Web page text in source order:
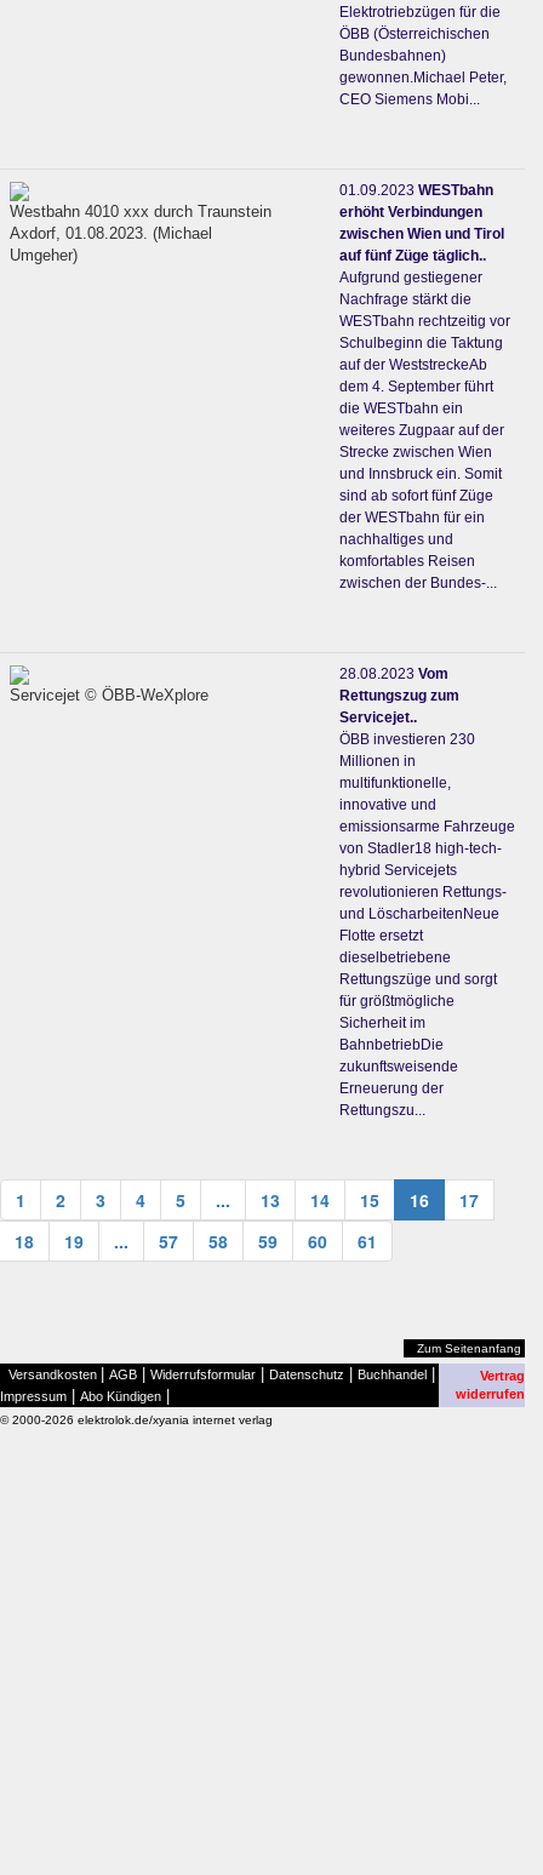
Elektrotriebzügen für die
ÖBB (Österreichischen
Bundesbahnen)
gewonnen.Michael Peter,
CEO Siemens Mobi...
Westbahn 4010 xxx durch Traunstein
Axdorf, 01.08.2023. (Michael
Umgeher)
01.09.2023 WESTbahn
erhöht Verbindungen
zwischen Wien und Tirol
auf fünf Züge täglich..
Aufgrund gestiegener
Nachfrage stärkt die
WESTbahn rechtzeitig vor
Schulbeginn die Taktung
auf der WeststreckeAb
dem 4. September führt
die WESTbahn ein
weiteres Zugpaar auf der
Strecke zwischen Wien
und Innsbruck ein. Somit
sind ab sofort fünf Züge
der WESTbahn für ein
nachhaltiges und
komfortables Reisen
zwischen der Bundes-...
Servicejet © ÖBB-WeXplore
28.08.2023 Vom
Rettungszug zum
Servicejet..
ÖBB investieren 230
Millionen in
multifunktionelle,
innovative und
emissionsarme Fahrzeuge
von Stadler18 high-tech-
hybrid Servicejets
revolutionieren Rettungs-
und LöscharbeitenNeue
Flotte ersetzt
dieselbetriebene
Rettungszüge und sorgt
für größtmögliche
Sicherheit im
BahnbetriebDie
zukunftsweisende
Erneuerung der
Rettungszu...
1 2 3 4 5 ... 13 14 15 16
17
18
19 ... 57 58 59 60 61
Zum Seitenanfang
Versandkosten AGB Widerrufsformular Datenschutz Buchhandel
Impressum Abo Kündigen
Vertrag
widerrufen
© 2000-2026 elektrolok.de/xyania internet verlag